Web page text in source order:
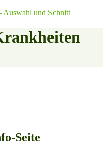
Auswahl und Schnitt
Seite